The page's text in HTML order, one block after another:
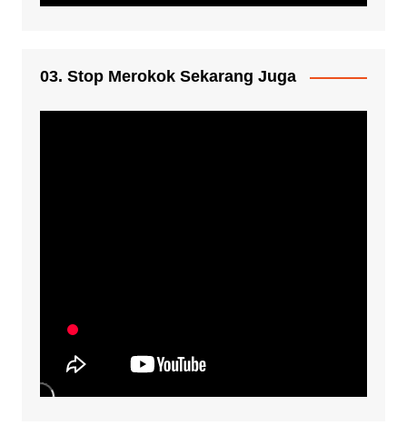
03. Stop Merokok Sekarang Juga